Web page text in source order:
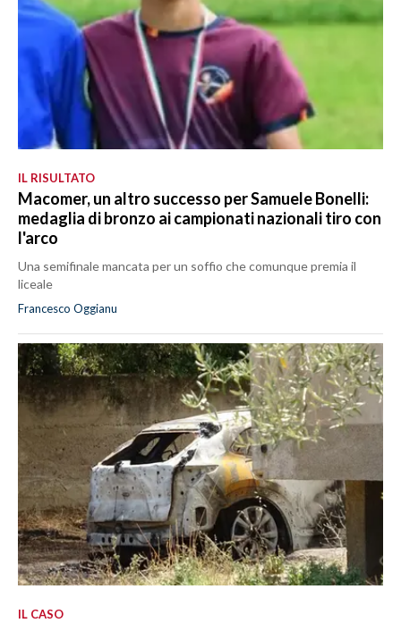
IL RISULTATO
Macomer, un altro successo per Samuele Bonelli:
medaglia di bronzo ai campionati nazionali tiro con
l'arco
Una semifinale mancata per un soffio che comunque premia il
liceale
Francesco Oggianu
IL CASO